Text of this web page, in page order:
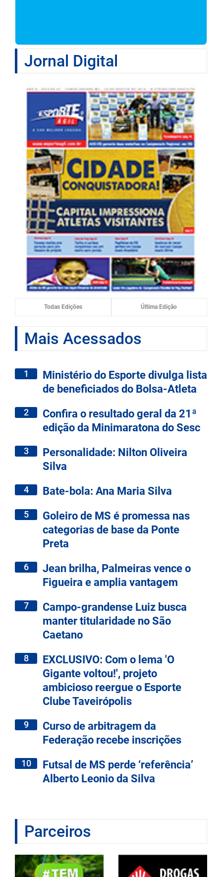
Jornal Digital
Todas Edições Última Edição
Mais Acessados
1
Ministério do Esporte divulga lista
de beneficiados do Bolsa-Atleta
2
Confira o resultado geral da 21ª
edição da Minimaratona do Sesc
3
Personalidade: Nilton Oliveira
Silva
4 Bate-bola: Ana Maria Silva
5
Goleiro de MS é promessa nas
categorias de base da Ponte
Preta
6
Jean brilha, Palmeiras vence o
Figueira e amplia vantagem
7
Campo-grandense Luiz busca
manter titularidade no São
Caetano
8
EXCLUSIVO: Com o lema 'O
Gigante voltou!', projeto
ambicioso reergue o Esporte
Clube Taveirópolis
9
Curso de arbitragem da
Federação recebe inscrições
10
Futsal de MS perde ‘referência’
Alberto Leonio da Silva
Parceiros